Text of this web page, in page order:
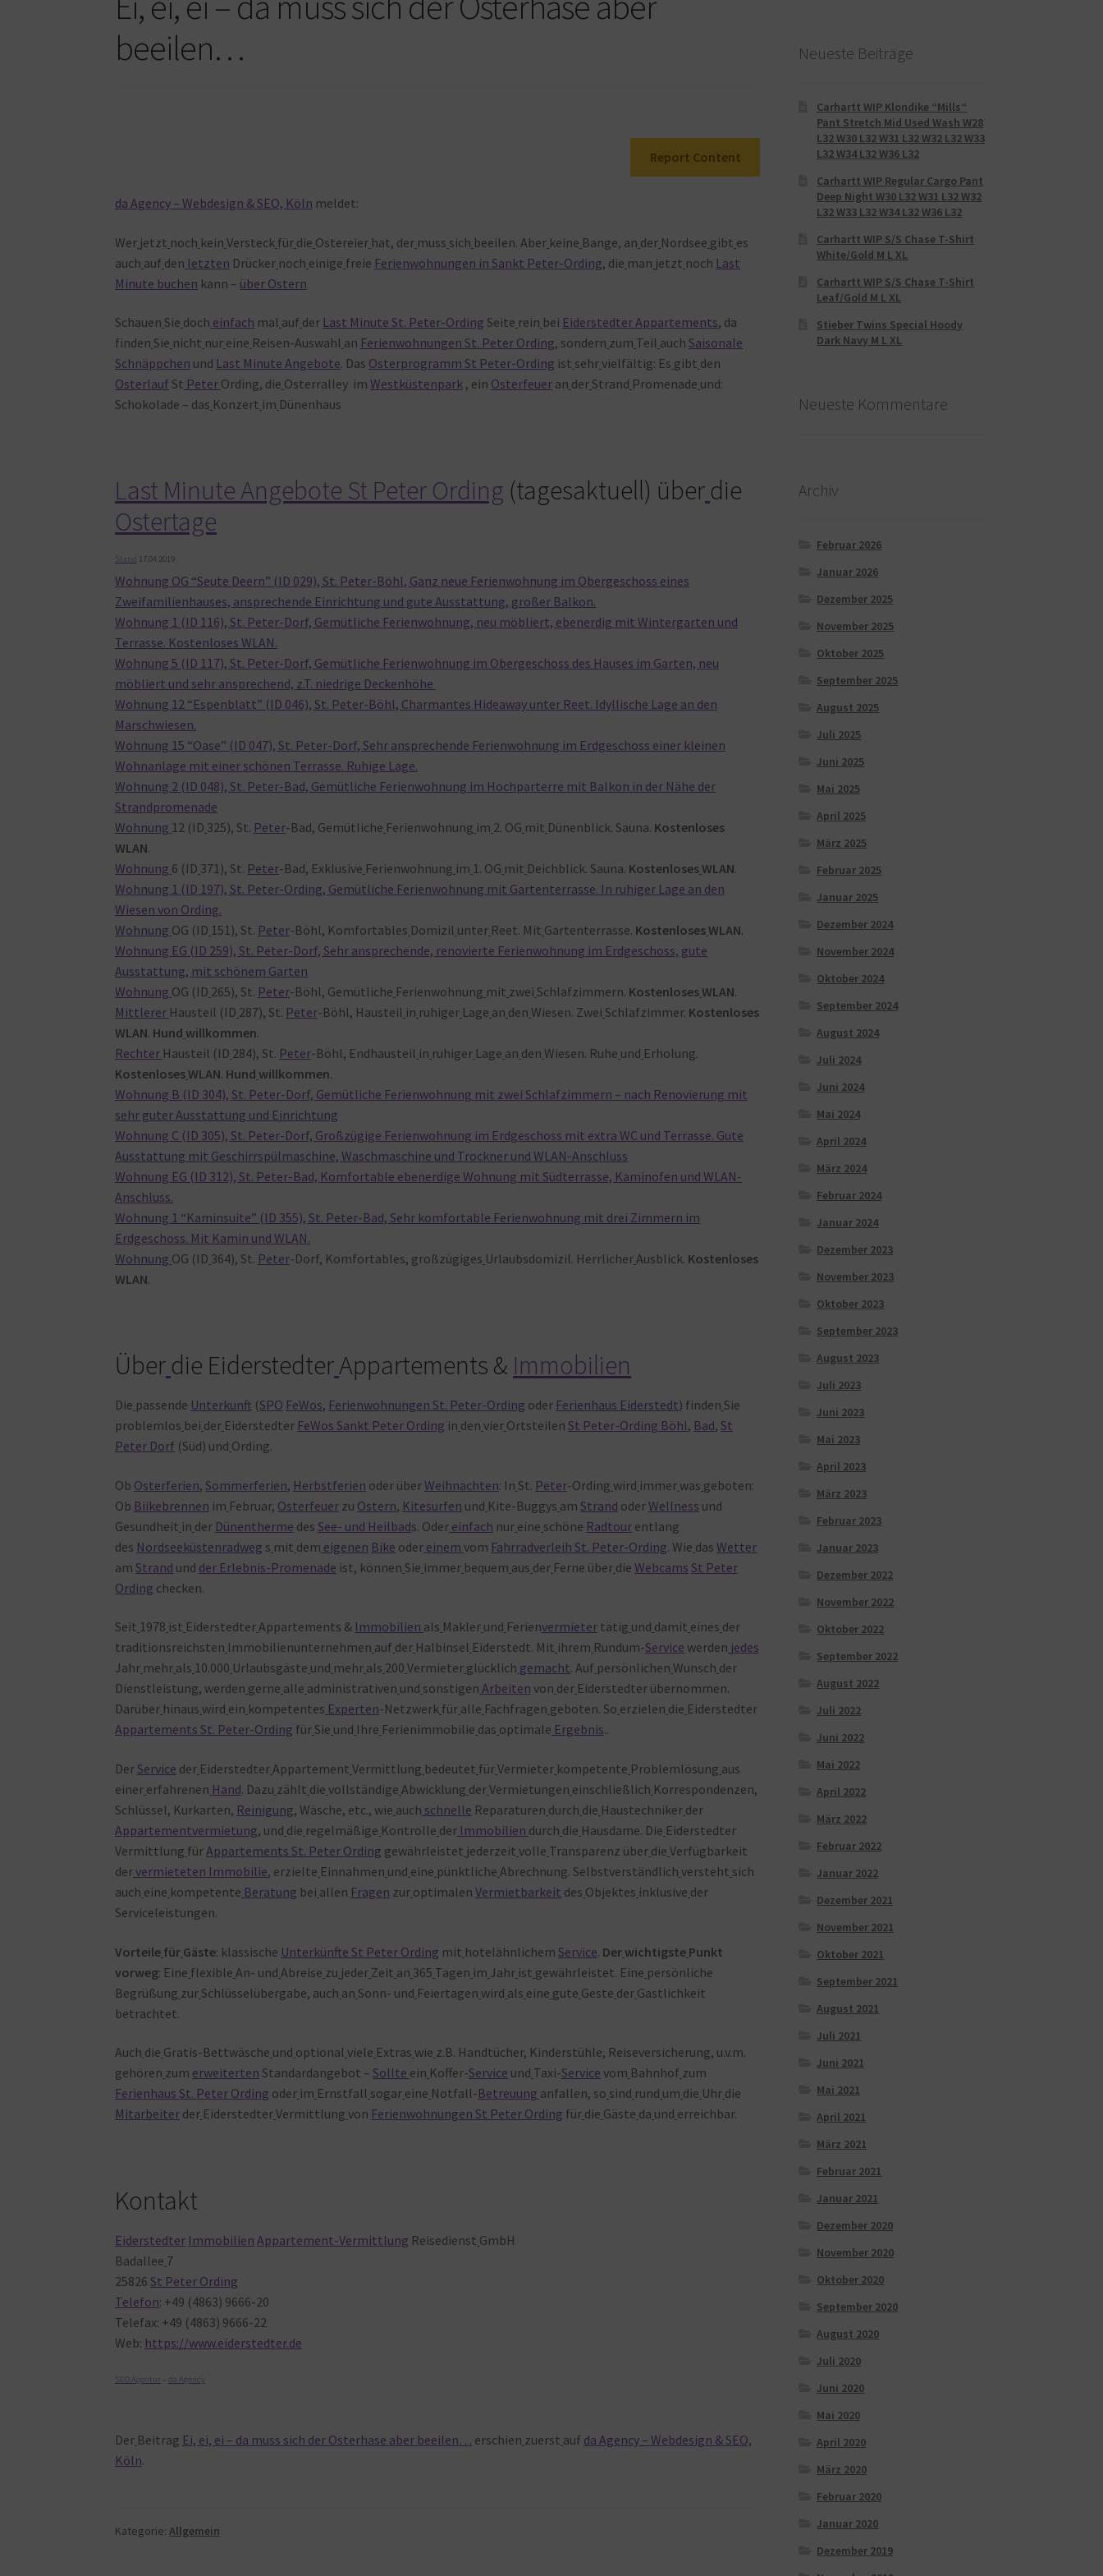
beeilen…
Report Content
da Agency – Webdesign & SEO, Köln meldet:
Wer jetzt noch kein Versteck für die Ostereier hat, der muss sich beeilen. Aber keine Bange, an der Nordsee gibt es
auch auf den letzten Drücker noch einige freie Ferienwohnungen in Sankt Peter-Ording, die man jetzt noch Last
Minute buchen kann – über Ostern
Schauen Sie doch einfach mal auf der Last Minute St. Peter-Ording Seite rein bei Eiderstedter Appartements, da
finden Sie nicht nur eine Reisen-Auswahl an Ferienwohnungen St. Peter Ording, sondern zum Teil auchSaisonale
Schnäppchen und Last Minute Angebote. Das Osterprogramm St Peter-Ording ist sehrvielfältig: Es gibt den
Osterlauf St Peter Ording, die Osterralley imWestküstenpark , ein Osterfeuer an der Strand Promenade und:
Schokolade – das Konzert im Dünenhaus
Last Minute Angebote St Peter Ording (tagesaktuell) über die
Ostertage
Stand 17.04.2019
Wohnung OG “Seute Deern” (ID 029), St. Peter-Böhl, Ganz neue Ferienwohnung im Obergeschoss eines
Zweifamilienhauses, ansprechende Einrichtung und gute Ausstattung, großer Balkon.
Wohnung 1 (ID 116), St. Peter-Dorf, Gemütliche Ferienwohnung, neu möbliert, ebenerdig mit Wintergarten und
Terrasse. Kostenloses WLAN.
Wohnung 5 (ID 117), St. Peter-Dorf, Gemütliche Ferienwohnung im Obergeschoss des Hauses im Garten, neu
möbliert und sehr ansprechend, z.T. niedrige Deckenhöhe
Wohnung 12 “Espenblatt” (ID 046), St. Peter-Böhl, Charmantes Hideaway unter Reet. Idyllische Lage an den
Marschwiesen.
Wohnung 15 “Oase” (ID 047), St. Peter-Dorf, Sehr ansprechende Ferienwohnung im Erdgeschoss einer kleinen
Wohnanlage mit einer schönen Terrasse. Ruhige Lage.
Wohnung 2 (ID 048), St. Peter-Bad, Gemütliche Ferienwohnung im Hochparterre mit Balkon in der Nähe der
Strandpromenade
Wohnung 12 (ID 325), St. Peter-Bad, Gemütliche Ferienwohnung im 2. OG mit Dünenblick. Sauna. Kostenloses
WLAN.
Wohnung 6 (ID 371), St. Peter-Bad, Exklusive Ferienwohnung im 1. OG mit Deichblick. Sauna. KostenlosesWLAN.
Wohnung 1 (ID 197), St. Peter-Ording, Gemütliche Ferienwohnung mit Gartenterrasse. In ruhiger Lage an den
Wiesen von Ording.
Wohnung OG (ID 151), St. Peter-Böhl, Komfortables Domizil unter Reet. Mit Gartenterrasse. KostenlosesWLAN.
Wohnung EG (ID 259), St. Peter-Dorf, Sehr ansprechende, renovierte Ferienwohnung im Erdgeschoss, gute
Ausstattung, mit schönem Garten
Wohnung OG (ID 265), St. Peter-Böhl, Gemütliche Ferienwohnung mit zwei Schlafzimmern. KostenlosesWLAN.
Mittlerer Hausteil (ID 287), St. Peter-Böhl, Hausteil in ruhiger Lage an den Wiesen. Zwei Schlafzimmer. Kostenloses
WLAN. Hund willkommen.
Rechter Hausteil (ID 284), St. Peter-Böhl, Endhausteil in ruhiger Lage an den Wiesen. Ruhe und Erholung.
KostenlosesWLAN. Hund willkommen.
Wohnung B (ID 304), St. Peter-Dorf, Gemütliche Ferienwohnung mit zwei Schlafzimmern – nach Renovierung mit
sehr guter Ausstattung und Einrichtung
Wohnung C (ID 305), St. Peter-Dorf, Großzügige Ferienwohnung im Erdgeschoss mit extra WC und Terrasse. Gute
Ausstattung mit Geschirrspülmaschine, Waschmaschine und Trockner und WLAN-Anschluss
Wohnung EG (ID 312), St. Peter-Bad, Komfortable ebenerdige Wohnung mit Südterrasse, Kaminofen und WLAN-
Anschluss.
Wohnung 1 “Kaminsuite” (ID 355), St. Peter-Bad, Sehr komfortable Ferienwohnung mit drei Zimmern im
Erdgeschoss. Mit Kamin und WLAN.
Wohnung OG (ID 364), St. Peter-Dorf, Komfortables, großzügiges Urlaubsdomizil. Herrlicher Ausblick. Kostenloses
WLAN.
Über die EiderstedterAppartements & Immobilien
Die passende Unterkunft (SPO FeWos, Ferienwohnungen St. Peter-Ording oder Ferienhaus Eiderstedt) finden Sie
problemlos bei der Eiderstedter FeWos Sankt Peter Ording in den vier OrtsteilenSt Peter-Ording Böhl, Bad,St
Peter Dorf (Süd) und Ording.
Ob Osterferien,Sommerferien, Herbstferien oder überWeihnachten: In St. Peter-Ording wird immer was geboten:
Ob Biikebrennen im Februar, Osterfeuer zu Ostern, Kitesurfen und Kite-Buggys amStrand oderWellness und
Gesundheit in der Dünentherme desSee- und Heilbads. Oder einfach nur eine schöne Radtour entlang
des Nordseeküstenradweg s mit dem eigenen Bike oder einem vom Fahrradverleih St. Peter-Ording. Wie dasWetter
amStrand und der Erlebnis-Promenade ist, können Sie immer bequem aus der Ferne über dieWebcams St Peter
Ording checken.
Seit 1978 ist EiderstedterAppartements & Immobilien als Makler und Ferienvermieter tätig und damit eines der
traditionsreichsten Immobilienunternehmen auf der Halbinsel Eiderstedt. Mit ihrem Rundum-Service werden jedes
Jahr mehr als 10.000 Urlaubsgäste und mehr als 200 Vermieter glücklich gemacht. Auf persönlichen Wunsch der
Dienstleistung, werden gerne alle administrativen und sonstigen Arbeiten von der Eiderstedter übernommen.
Darüber hinaus wird ein kompetentes Experten-Netzwerk für alle Fachfragen geboten. So erzielen die Eiderstedter
Appartements St. Peter-Ording für Sie und Ihre Ferienimmobilie das optimale Ergebnis..
DerService der EiderstedterAppartement Vermittlung bedeutet fürVermieter kompetente Problemlösung aus
einer erfahrenen Hand. Dazu zählt die vollständige Abwicklung derVermietungen einschließlich Korrespondenzen,
Schlüssel, Kurkarten, Reinigung, Wäsche, etc., wie auch schnelle Reparaturen durch die Haustechniker der
Appartementvermietung, und die regelmäßige Kontrolle der Immobilien durch die Hausdame. Die Eiderstedter
Vermittlung fürAppartements St. Peter Ording gewährleistet jederzeit volle Transparenz über die Verfügbarkeit
dervermieteten Immobilie, erzielte Einnahmen und eine pünktliche Abrechnung. Selbstverständlich versteht sich
auch eine kompetente Beratung bei allen Fragen zur optimalenVermietbarkeit des Objektes inklusive der
Serviceleistungen.
Vorteile für Gäste: klassische Unterkünfte St Peter Ording mit hotelähnlichemService. Der wichtigste Punkt
vorweg: Eine flexible An- und Abreise zu jeder Zeit an 365 Tagen im Jahr ist gewährleistet. Eine persönliche
Begrüßung zur Schlüsselübergabe, auch an Sonn- und Feiertagen wird als eine gute Geste der Gastlichkeit
betrachtet.
Auch die Gratis-Bettwäsche und optional viele Extras wie z.B. Handtücher, Kinderstühle, Reiseversicherung, u.v.m.
gehören zum erweiterten Standardangebot –Sollte ein Koffer-Service und Taxi-Service vom Bahnhof zum
Ferienhaus St. Peter Ording oder im Ernstfall sogar eine Notfall-Betreuung anfallen, so sind rund um die Uhr die
Mitarbeiter der EiderstedterVermittlung von Ferienwohnungen St Peter Ording für die Gäste da und erreichbar.
Kontakt
Eiderstedter Immobilien Appartement-Vermittlung Reisedienst GmbH
Badallee 7
25826St Peter Ording
Telefon: +49 (4863) 9666-20
Telefax: +49 (4863) 9666-22
Web: https://www.eiderstedter.de
SEO Agentur –da Agency
Der Beitrag Ei, ei, ei – da muss sich der Osterhase aber beeilen… erschien zuerst auf da Agency – Webdesign & SEO,
Köln.
Kategorie:Allgemein
Neueste Beiträge
Carhartt WIP Klondike “Mills“
Pant Stretch Mid Used Wash W28
L32 W30 L32 W31 L32 W32 L32 W33
L32 W34 L32 W36 L32
Carhartt WIP Regular Cargo Pant
Deep Night W30 L32 W31 L32 W32
L32 W33 L32 W34 L32 W36 L32
Carhartt WIP S/S Chase T-Shirt
White/Gold M L XL
Carhartt WIP S/S Chase T-Shirt
Leaf/Gold M L XL
Stieber Twins Special Hoody
Dark Navy M L XL
Neueste Kommentare
Archiv
Februar 2026
Januar 2026
Dezember 2025
November 2025
Oktober 2025
September 2025
August 2025
Juli 2025
Juni 2025
Mai 2025
April 2025
März 2025
Februar 2025
Januar 2025
Dezember 2024
November 2024
Oktober 2024
September 2024
August 2024
Juli 2024
Juni 2024
Mai 2024
April 2024
März 2024
Februar 2024
Januar 2024
Dezember 2023
November 2023
Oktober 2023
September 2023
August 2023
Juli 2023
Juni 2023
Mai 2023
April 2023
März 2023
Februar 2023
Januar 2023
Dezember 2022
November 2022
Oktober 2022
September 2022
August 2022
Juli 2022
Juni 2022
Mai 2022
April 2022
März 2022
Februar 2022
Januar 2022
Dezember 2021
November 2021
Oktober 2021
September 2021
August 2021
Juli 2021
Juni 2021
Mai 2021
April 2021
März 2021
Februar 2021
Januar 2021
Dezember 2020
November 2020
Oktober 2020
September 2020
August 2020
Juli 2020
Juni 2020
Mai 2020
April 2020
März 2020
Februar 2020
Januar 2020
Dezember 2019